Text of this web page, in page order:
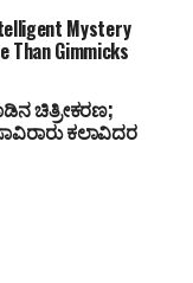
Mystery
Gimmicks
ಚಿತ್ರೀಕರಣ;
ಕಲಾವಿದರ